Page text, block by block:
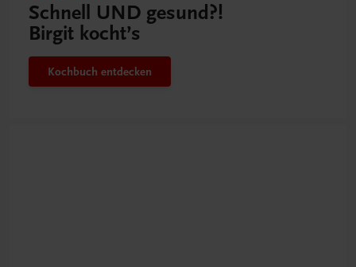
Schnell UND gesund?!
Birgit kocht’s
Kochbuch entdecken